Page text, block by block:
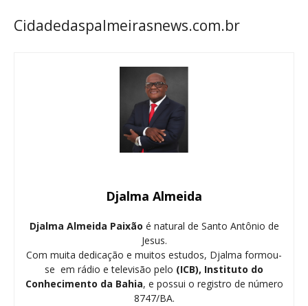
Cidadedaspalmeirasnews.com.br
Djalma Almeida
Djalma Almeida Paixão é natural de Santo Antônio de
Jesus.
Com muita dedicação e muitos estudos, Djalma formou-
se em rádio e televisão pelo (ICB), Instituto do
Conhecimento da Bahia, e possui o registro de número
8747/BA.